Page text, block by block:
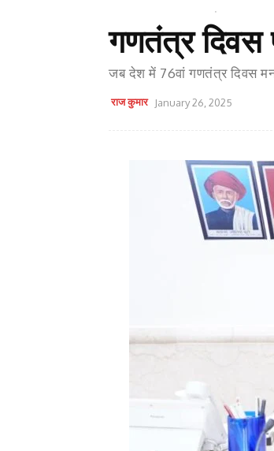
गणतंत्र दिवस
जब देश में 76वां गणतंत्र दिवस
राज कुमार January 26, 2025